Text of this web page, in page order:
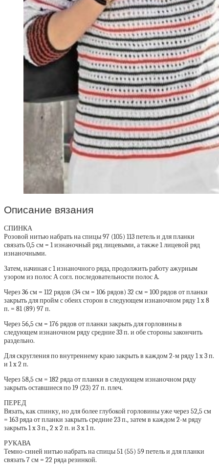
Описание вязания
СПИНКА
Розовой нитью набрать на спицы 97 (105) 113 петель и для планки
связать 0,5 см = 1 изнаночный ряд лицевыми, а также 1 лицевой ряд
изнаночными.
Затем, начиная с 1 изнаночного ряда, продолжить работу ажурным
узором из полос А согл. последовательности полос A.
Через 36 см = 112 рядов (34 см = 106 рядов) 32 см = 100 рядов от планки
закрыть для пройм с обеих сторон в следующем изнаночном ряду 1 x 8
п. = 81 (89) 97 п.
Через 56,5 см = 176 рядов от планки закрыть для горловины в
следующем изнаночном ряду средние 33 п. и обе стороны закончить
раздельно.
Для скругления по внутреннему краю закрыть в каждом 2-м ряду 1 x 3 п.
и 1 x 2 п.
Через 58,5 см = 182 ряда от планки в следующем изнаночном ряду
закрыть оставшиеся по 19 (23) 27 п. плеч.
ПЕРЕД
Вязать, как спинку, но для более глубокой горловины уже через 52,5 см
= 163 ряда от планки закрыть средние 23 п., затем в каждом 2-м ряду
закрыть 1 x 3 п., 2 x 2 п. и 3 x 1 п.
РУКАВА
Темно-синей нитью набрать на спицы 51 (55) 59 петель и для планки
связать 7 см = 22 ряда резинкой.